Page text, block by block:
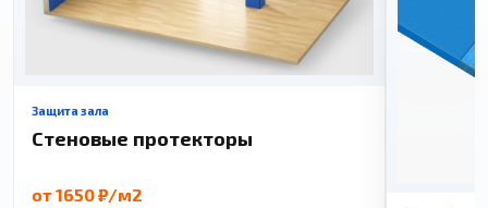
Защита зала
Стеновые протекторы
от 1650 ₽/м2